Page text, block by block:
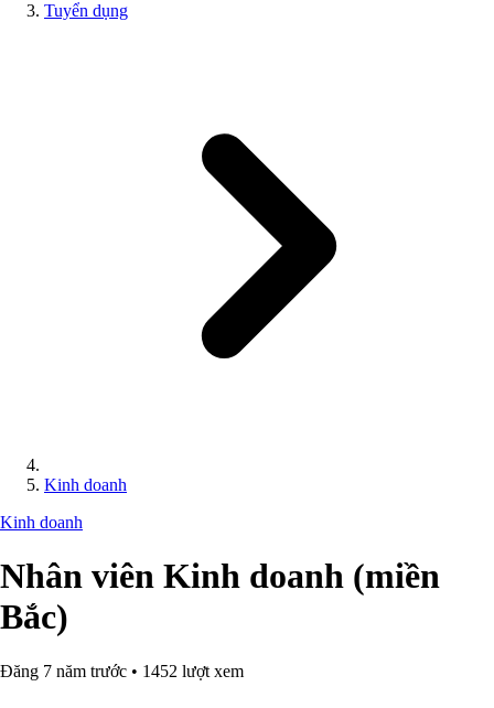
Tuyển dụng
Kinh doanh
Kinh doanh
Nhân viên Kinh doanh (miền
Bắc)
Đăng 7 năm trước • 1452 lượt xem